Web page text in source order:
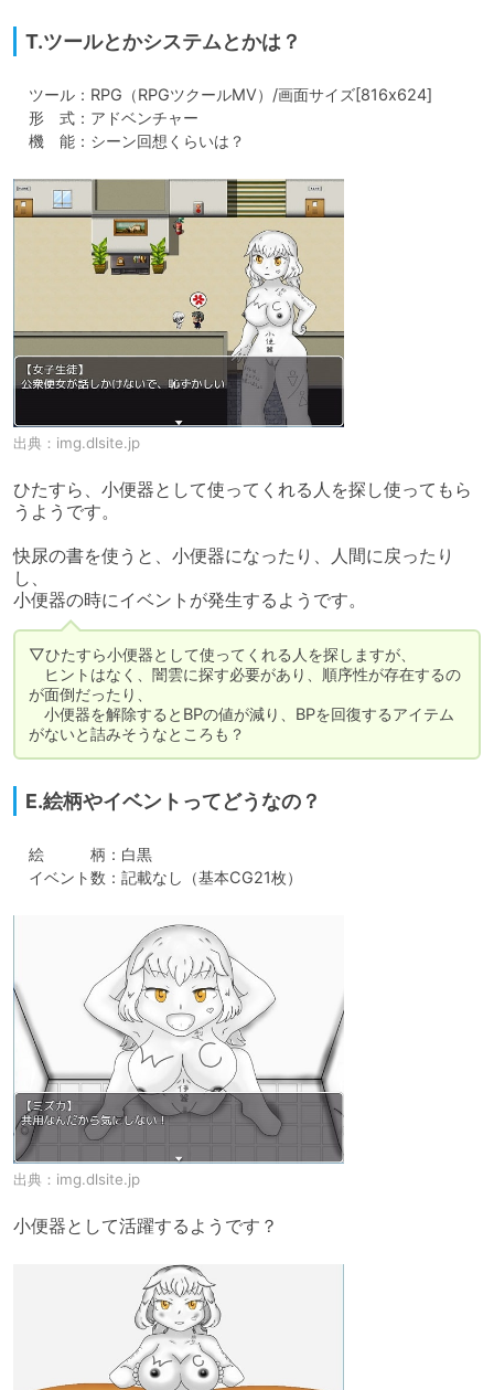
T.ツールとかシステムとかは？
ツール：RPG（RPGツクールMV）/画面サイズ[816x624]
形　式：アドベンチャー
機　能：シーン回想くらいは？
出典： img.dlsite.jp
ひたすら、小便器として使ってくれる人を探し使ってもら
うようです。
快尿の書を使うと、小便器になったり、人間に戻ったり
し、
小便器の時にイベントが発生するようです。
▽ひたすら小便器として使ってくれる人を探しますが、
ヒントはなく、闇雲に探す必要があり、順序性が存在するの
が面倒だったり、
小便器を解除するとBPの値が減り、BPを回復するアイテム
がないと詰みそうなところも？
E.絵柄やイベントってどうなの？
絵　　　柄：白黒
イベント数：記載なし（基本CG21枚）
出典： img.dlsite.jp
小便器として活躍するようです？